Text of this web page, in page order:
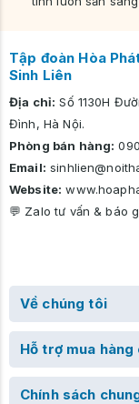
Tập đoàn Hòa
Sinh Liên
Địa chỉ: Số 1130H
Đình, Hà Nội.
Phòng bán hàng:
Email:
Website:
💬 Zalo tư vấn & báo
Về chúng tôi
Hỗ trợ mua hàng
Chính sách